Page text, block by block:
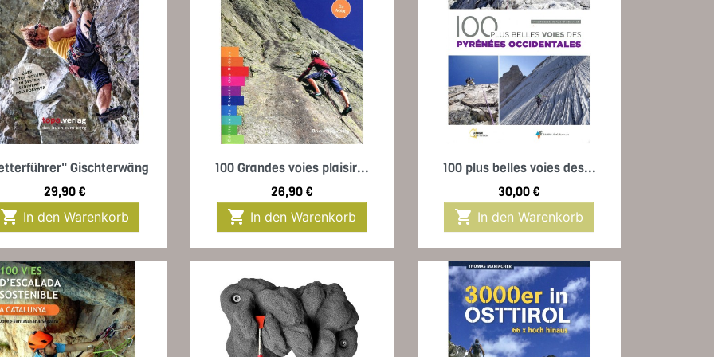
 Vorschau
Gischterwäng
Preis
29,90 €
 In den Warenkorb
 Vorschau
100 Grandes voies plaisir...
Preis
26,90 €
 In den Warenkorb
 Vorschau
100 plus belles voies des...
Preis
30,00 €
 In den Warenkorb